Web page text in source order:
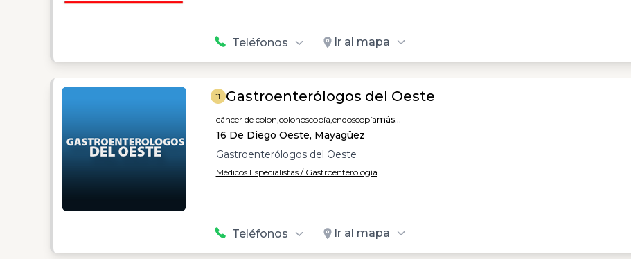
Teléfonos Ir al mapa
11 Gastroenterólogos del Oeste
cáncer de colon,colonoscopía,endoscopíamás...
16 De Diego Oeste, Mayagüez
Gastroenterólogos del Oeste
Médicos Especialistas / Gastroenterología
Teléfonos Ir al mapa